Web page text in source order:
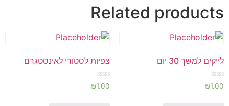
Related products
לייקים למשך 30 יום
Rated
0
₪1.00
צפיות לסטורי לאינסטגרם
Rated
0
₪1.00